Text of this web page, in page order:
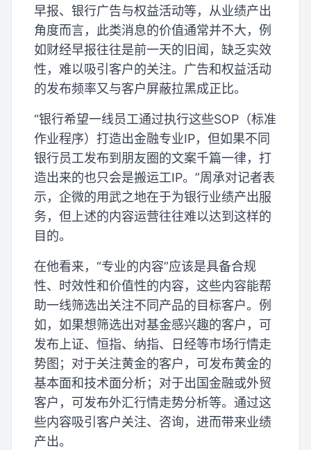
早报、银行广告与权益活动等，从业绩产出
角度而言，此类消息的价值通常并不大，例
如财经早报往往是前一天的旧闻，缺乏实效
性，难以吸引客户的关注。广告和权益活动
的发布频率又与客户屏蔽拉黑成正比。
“银行希望一线员工通过执行这些SOP（标准
作业程序）打造出金融专业IP，但如果不同
银行员工发布到朋友圈的文案千篇一律，打
造出来的也只会是搬运工IP。”周承对记者表
示，企微的用武之地在于为银行业绩产出服
务，但上述的内容运营往往难以达到这样的
目的。
在他看来，“专业的内容”应该是具备合规
性、时效性和价值性的内容，这些内容能帮
助一线筛选出关注不同产品的目标客户。例
如，如果想筛选出对基金感兴趣的客户，可
发布上证、恒指、纳指、日经等市场行情走
势图；对于关注黄金的客户，可发布黄金的
基本面和技术面分析；对于出国金融或外贸
客户，可发布外汇行情走势分析等。通过这
些内容吸引客户关注、咨询，进而带来业绩
产出。